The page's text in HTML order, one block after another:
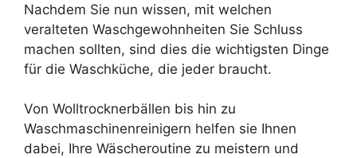
Nachdem Sie nun wissen, mit welchen
veralteten Waschgewohnheiten Sie Schluss
machen sollten, sind dies die wichtigsten Dinge
für die Waschküche, die jeder braucht.
Von Wolltrocknerbällen bis hin zu
Waschmaschinenreinigern helfen sie Ihnen
dabei, Ihre Wäscheroutine zu meistern und